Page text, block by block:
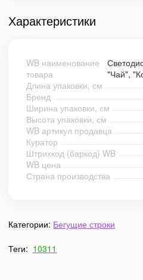
Характеристики
WB наименование
товара
"Чай",
Длина упаковки, см
Бренд
Ширина упаковки, см
Высота упаковки, см
WB артикул продавца
Куратор
Штрихкод (баркод) WB
WB цена
Страна производства
Категории: Бегущие строки
Теги: 10311